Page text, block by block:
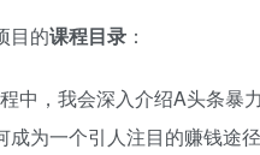
目的课程目录 ：
中，我会深入介绍A头条暴
为一个引人注目的赚钱途